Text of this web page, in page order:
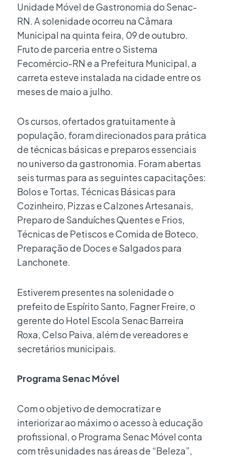
Unidade Móvel de Gastronomia do Senac-
RN. A solenidade ocorreu na Câmara
Municipal na quinta feira, 09 de outubro.
Fruto de parceria entre o Sistema
Fecomércio-RN e a Prefeitura Municipal, a
carreta esteve instalada na cidade entre os
meses de maio a julho.
Os cursos, ofertados gratuitamente à
população, foram direcionados para prática
de técnicas básicas e preparos essenciais
no universo da gastronomia. Foram abertas
seis turmas para as seguintes capacitações:
Bolos e Tortas, Técnicas Básicas para
Cozinheiro, Pizzas e Calzones Artesanais,
Preparo de Sanduíches Quentes e Frios,
Técnicas de Petiscos e Comida de Boteco,
Preparação de Doces e Salgados para
Lanchonete.
Estiverem presentes na solenidade o
prefeito de Espírito Santo, Fagner Freire, o
gerente do Hotel Escola Senac Barreira
Roxa, Celso Paiva, além de vereadores e
secretários municipais.
Programa Senac Móvel
Com o objetivo de democratizar e
interiorizar ao máximo o acesso à educação
profissional, o Programa Senac Móvel conta
com três unidades nas áreas de “Beleza”,